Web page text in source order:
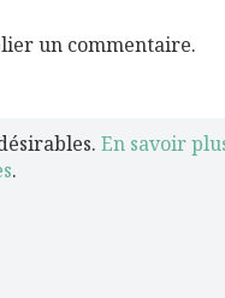
un commentaire.
En savoir
.